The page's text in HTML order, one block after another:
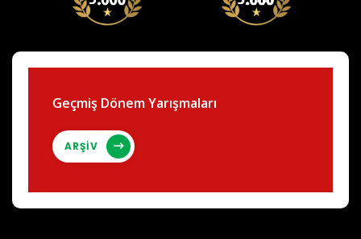
Geçmiş Dönem Yarışmaları
ARŞİV